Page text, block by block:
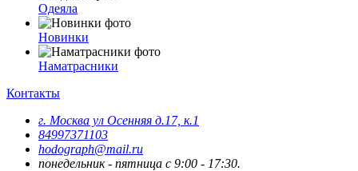
Одеяла
Новинки
Наматрасники
Контакты
г. Москва ул Осенняя д.17, к.1
84997371103
hodograph@mail.ru
понедельник - пятница с 9:00 - 17:30.